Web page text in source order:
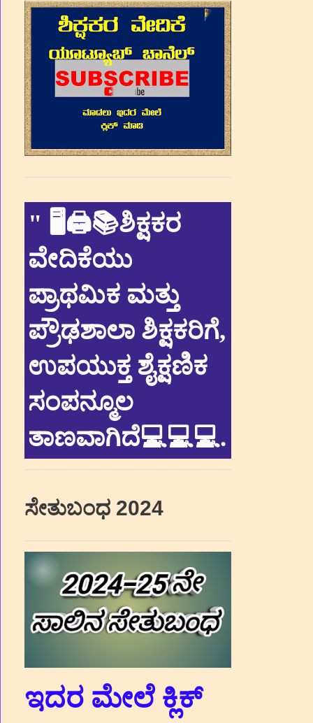
" 🖥🖨📚ಶಿಕ್ಷಕರ
ವೇದಿಕೆಯು
ಪ್ರಾಥಮಿಕ ಮತ್ತು
ಪ್ರೌಢಶಾಲಾ ಶಿಕ್ಷಕರಿಗೆ,
ಉಪಯುಕ್ತ ಶೈಕ್ಷಣಿಕ
ಸಂಪನ್ಮೂಲ
ತಾಣವಾಗಿದೆ💻💻💻.
ಸೇತುಬಂಧ 2024
ಇದರ ಮೇಲೆ ಕ್ಲಿಕ್‌